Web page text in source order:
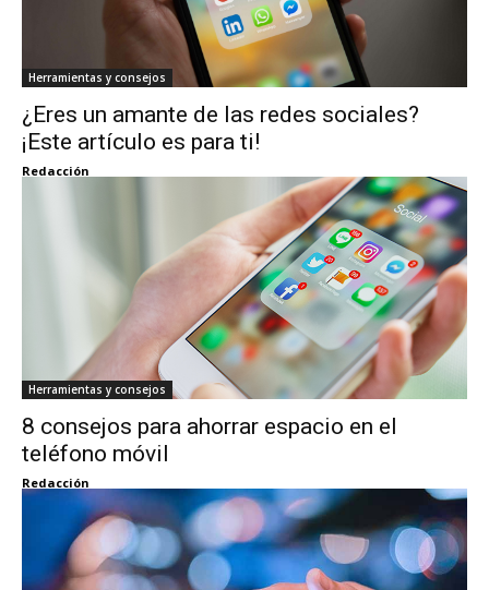
Herramientas y consejos
¿Eres un amante de las redes sociales?
¡Este artículo es para ti!
Redacción
Herramientas y consejos
8 consejos para ahorrar espacio en el
teléfono móvil
Redacción